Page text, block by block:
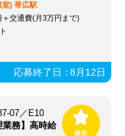
室) 帯広駅
＋交通費(月3万円まで)
応募終了日：8月12日
07／E10
業務】高時給